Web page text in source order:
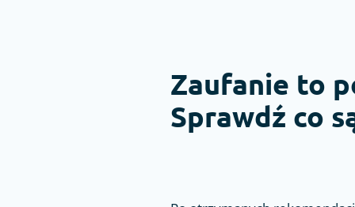
Zaufanie to
Sprawdź co